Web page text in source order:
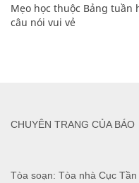
Mẹo học thuộc Bảng tuần
câu nói vui vẻ
Tòa soạn: Tòa nhà Cục
CHUYÊN TRANG CỦA BÁO